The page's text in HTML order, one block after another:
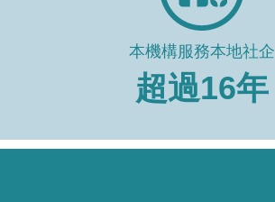
本機構服務本地社企
超過16年